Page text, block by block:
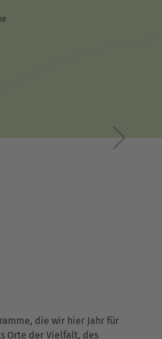
die wir hier Jahr für
Orte der Vielfalt, des